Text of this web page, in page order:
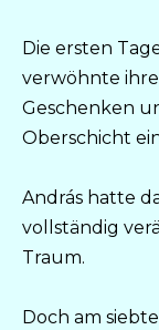
Die ersten
verwöhnte
Geschenken
Oberschicht
András hatte
vollständig
Traum.
Doch am